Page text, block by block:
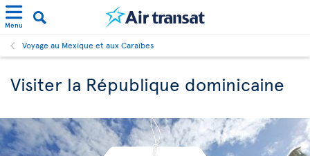
Menu
Voyage au Mexique et aux Caraïbes
Visiter la République dominicaine